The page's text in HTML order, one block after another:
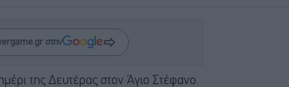
στην
της Δευτέρας στον Άγιο Στέφανο.